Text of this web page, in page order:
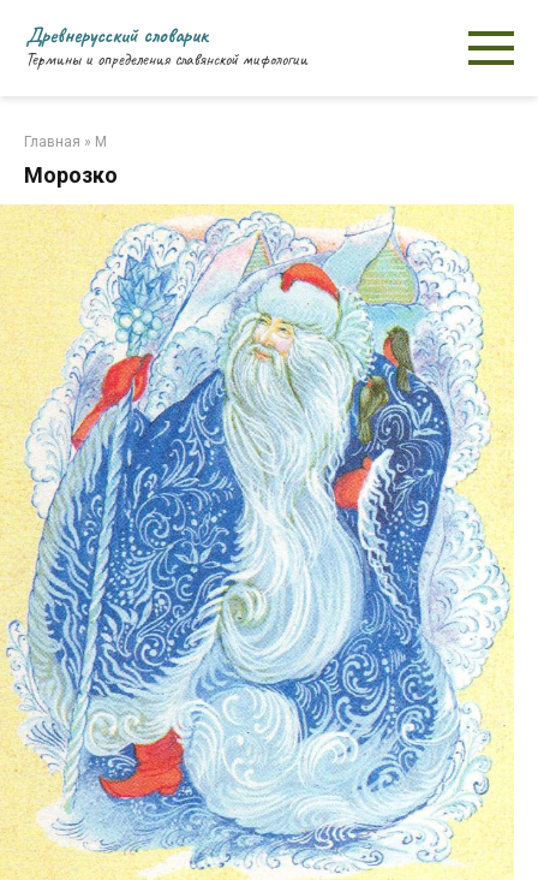
контенту
Древнерусский словарик
Термины и определения славянской мифологии
Главная » М
Морозко